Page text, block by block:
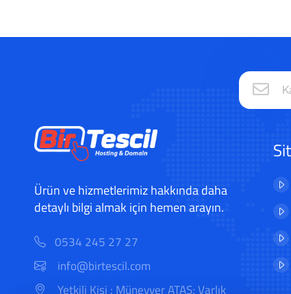
Ürün ve hizmetlerimiz hakkında daha
detaylı bilgi almak için hemen arayın.
0534 245 27 27
info@birtescil.com
Yetkili Kişi : Münevver ATAŞ; Varlık